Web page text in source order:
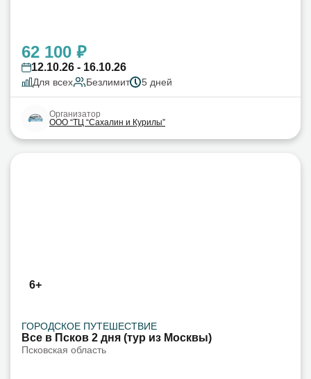
62 100 ₽
12.10.26 - 16.10.26
Для всех Безлимит 5 дней
Организатор
ООО “ТЦ “Сахалин и Курилы”
6+
ГОРОДСКОЕ ПУТЕШЕСТВИЕ
Все в Псков 2 дня (тур из Москвы)
Псковская область